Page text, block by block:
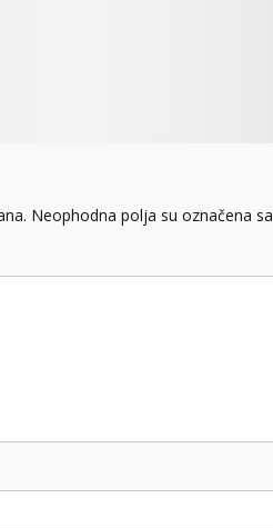
Neophodna polja su označena sa